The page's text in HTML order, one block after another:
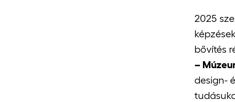
2025
bővítés
–
design-